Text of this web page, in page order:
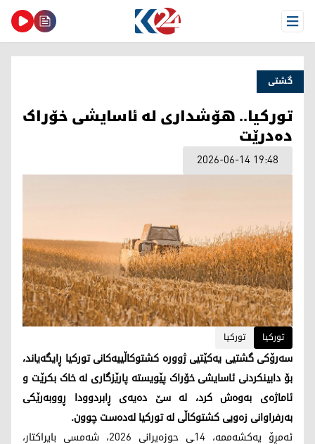
Open Menu
گشتی
تورکیا.. هۆشداری لە ئاسایشی خۆراک
دەدرێت
2026-06-14 19:48
تورکیا تورکیا
سەرۆکی گشتیی یەکێتیی ژوورە کشتوکاڵییەکانی تورکیا ڕایگەیاند،
بۆ دابینکردنی ئاسایشی خۆراک پێویستە پارێزگاری لە خاک بکرێت و
ئاماژەی بەوەش کرد، لە سێ دەیەی ڕابردوودا ڕووبەرێکی
بەرفراوانی زەویی کشتوکاڵی لە تورکیا لەدەست چوون.
ئەمڕۆ یەکشەممە، 14ـی حوزەیرانی 2026، شەمسی بایراکتار،